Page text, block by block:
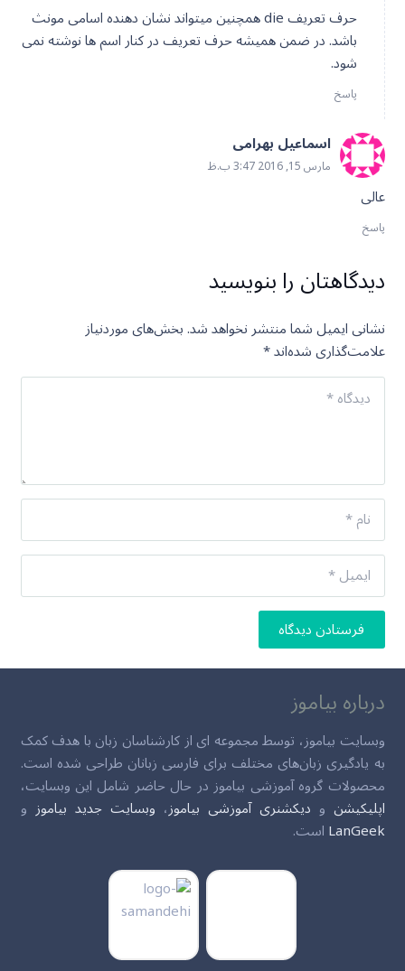
حرف تعریف die همچنین میتواند نشان دهنده اسامی مونث
باشد. در ضمن همیشه حرف تعریف در کنار اسم ها نوشته نمی
شود.
پاسخ
اسماعیل بهرامی
مارس 15, 2016 3:47 ب.ظ
عالی
پاسخ
دیدگاهتان را بنویسید
نشانی ایمیل شما منتشر نخواهد شد.بخش‌های موردنیاز
علامت‌گذاری شده‌اند*
فرستادن دیدگاه
درباره بیاموز
وبسایت بیاموز، توسط مجموعه ای از کارشناسان زبان با هدف کمک
به یادگیری زبان‌های مختلف برای فارسی زبانان طراحی شده است.
محصولات گروه آموزشی بیاموز در حال حاضر شامل این وبسایت،
اپلیکیشن و دیکشنری آموزشی بیاموز، وبسایت جدید بیاموز و
LanGeekاست.